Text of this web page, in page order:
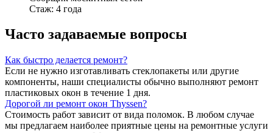
Стаж: 4 года
Часто задаваемые вопросы
Как быстро делается ремонт?
Если не нужно изготавливать стеклопакеты или другие
компоненты, наши специалисты обычно выполняют ремонт
пластиковых окон в течение 1 дня.
Дорогой ли ремонт окон Thyssen?
Стоимость работ зависит от вида поломок. В любом случае
мы предлагаем наиболее приятные цены на ремонтные услуги